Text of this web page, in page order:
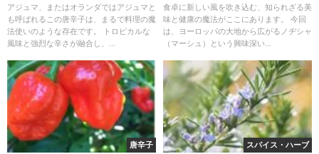
アジュマ、またはオランダではアジュマと
も呼ばれるこの唐辛子は、まるで料理の魔
法使いのような存在です。 トロピカルな
風味と強烈な辛さが融合し、...
力"
食卓に新しい風を吹き込む、知られざる美
味と健康の魔法がここにあります。 今回
は、ヨーロッパの大地から広がるノヂシャ
（マーシュ）という興味深い...
唐辛子 スパイス・ハーブ